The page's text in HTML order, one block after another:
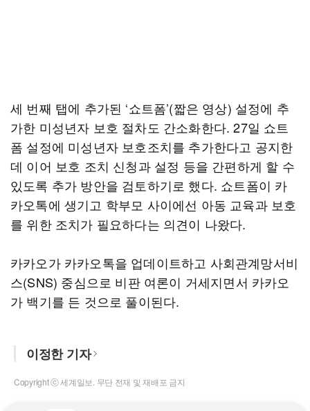
세 번째 탭에 추가된 ‘쇼트폼’(짧은 영상) 설정에 추
가한 미성년자 보호 절차도 간소화한다. 27일 쇼트
폼 설정에 미성년자 보호조치를 추가한다고 공지한
데 이어 보호 조치 신청과 설정 등을 간편하게 할 수
있도록 추가 방안을 검토하기로 했다. 쇼트폼이 카
카오톡에 생기고 학부모 사이에선 아동 교육과 보호
를 위한 조치가 필요하다는 의견이 나왔다.
카카오가 카카오톡을 업데이트하고 사회관계망서비
스(SNS) 중심으로 비판 여론이 거세지면서 카카오
가 백기를 든 것으로 풀이된다.
이정한 기자
Copyright ⓒ 세계일보. 무단 전재 및 재배포 금지